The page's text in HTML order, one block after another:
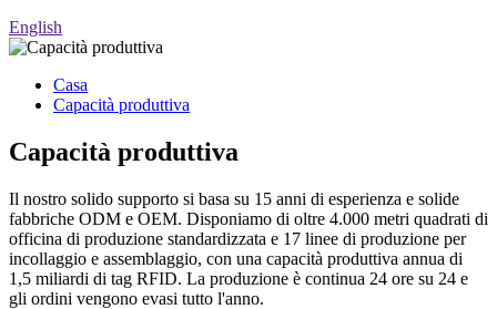
English
Casa
Capacità produttiva
Capacità produttiva
Il nostro solido supporto si basa su 15 anni di esperienza e solide
fabbriche ODM e OEM. Disponiamo di oltre 4.000 metri quadrati di
officina di produzione standardizzata e 17 linee di produzione per
incollaggio e assemblaggio, con una capacità produttiva annua di
1,5 miliardi di tag RFID. La produzione è continua 24 ore su 24 e
gli ordini vengono evasi tutto l'anno.